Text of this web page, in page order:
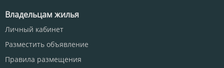
Владельцам жилья
Личный кабинет
Разместить объявление
Правила размещения